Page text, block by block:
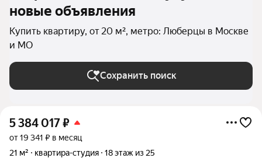
новые объявления
Купить квартиру, от 20 м², метро: Люберцы в Москве
и МО
Сохранить поиск
5 384 017₽
от 19 341 ₽ в месяц
21 м²
квартира-студия 18 этаж из 25